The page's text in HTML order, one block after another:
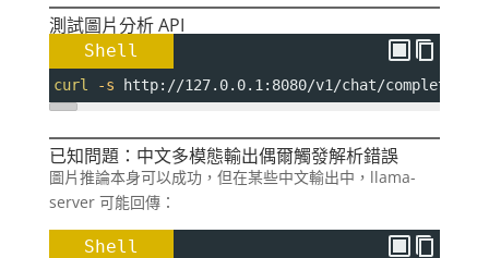
測試圖片分析 API
Shell
curl -s http://127.0.0.1:8080/v1/chat/
已知問題：中文多模態輸出偶爾觸發解析錯誤
圖片推論本身可以成功，但在某些中文輸出中，llama-
server 可能回傳：
Shell